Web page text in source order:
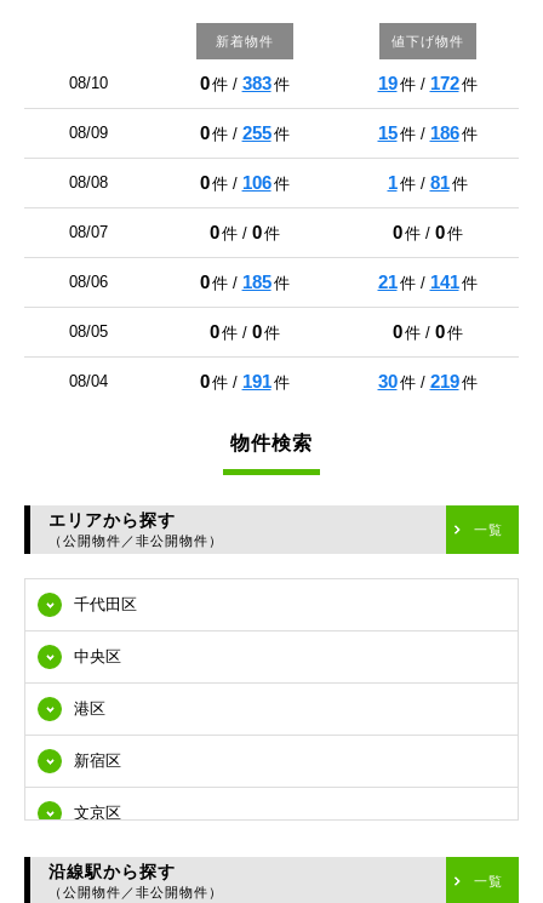
新着物件 値下げ物件
08/10 0件 / 383件 19件 / 172件
08/09 0件 / 255件 15件 / 186件
08/08 0件 / 106件 1件 / 81件
08/07 0件 / 0件 0件 / 0件
08/06 0件 / 185件 21件 / 141件
08/05 0件 / 0件 0件 / 0件
08/04 0件 / 191件 30件 / 219件
物件検索
エリアから探す
（公開物件／非公開物件）
一覧
千代田区
中央区
港区
新宿区
文京区
台東区
沿線駅から探す
（公開物件／非公開物件）
一覧